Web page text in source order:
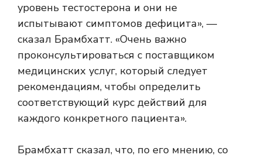
уровень тестостерона и они не
испытывают симптомов дефицита», —
сказал Брамбхатт. «Очень важно
проконсультироваться с поставщиком
медицинских услуг, который следует
рекомендациям, чтобы определить
соответствующий курс действий для
каждого конкретного пациента».
Брамбхатт сказал, что, по его мнению, со